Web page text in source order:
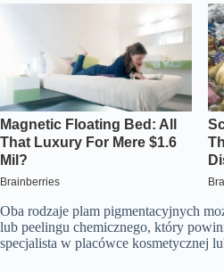
Oba rodzaje plam pigmentacyjnych
lub peelingu chemicznego, który
specjalista w placówce kosmetycznej